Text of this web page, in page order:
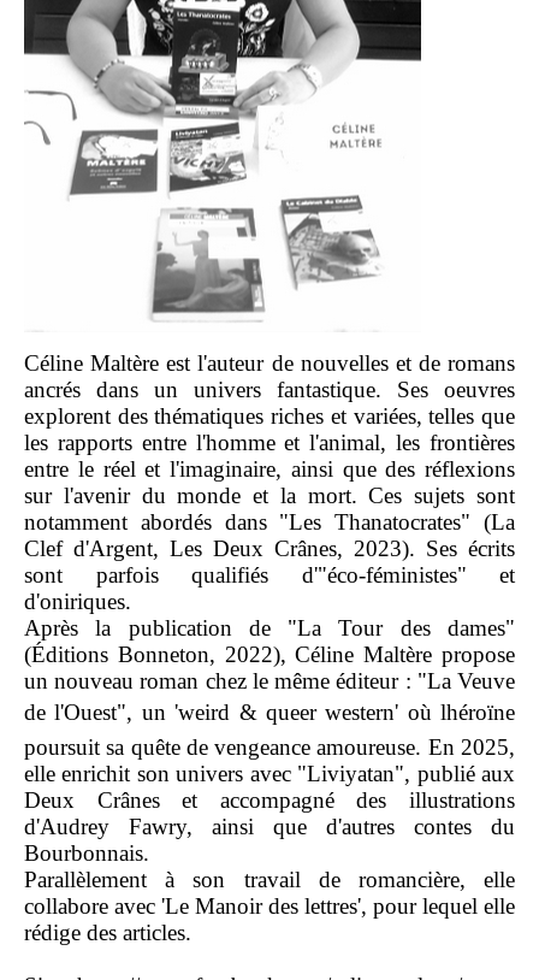
Céline Maltère est l'auteur de nouvelles et de romans
ancrés dans un univers fantastique. Ses oeuvres
explorent des thématiques riches et variées, telles que
les rapports entre l'homme et l'animal, les frontières
entre le réel et l'imaginaire, ainsi que des réflexions
sur l'avenir du monde et la mort. Ces sujets sont
notamment abordés dans "Les Thanatocrates" (La
Clef d'Argent, Les Deux Crânes, 2023). Ses écrits
sont parfois qualifiés d'"éco-féministes" et
d'oniriques.
Après la publication de "La Tour des dames"
(Éditions Bonneton, 2022), Céline Maltère propose
un nouveau roman chez le même éditeur : "La Veuve
de l'Ouest", un 'weird & queer western' où lhéroïne
poursuit sa quête de vengeance amoureuse. En 2025,
elle enrichit son univers avec "Liviyatan", publié aux
Deux Crânes et accompagné des illustrations
d'Audrey Fawry, ainsi que d'autres contes du
Bourbonnais.
Parallèlement à son travail de romancière, elle
collabore avec 'Le Manoir des lettres', pour lequel elle
rédige des articles.